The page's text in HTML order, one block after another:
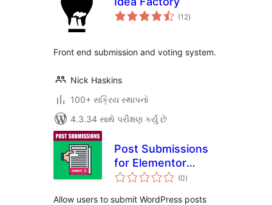
(12કુલ
રેટિંગ્સ
)
Front end submission and voting system.
Nick Haskins
100+ સક્રિય સ્થાપનો
4.3.34 સાથે પરીક્ષણ કર્યું છે
Post Submissions
for Elementor
Forms
(0કુલ
રેટિંગ્સ
)
Allow users to submit WordPress posts